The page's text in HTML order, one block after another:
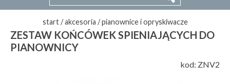
start / akcesoria / pianownice i opryskiwacze
ZESTAW KOŃCÓWEK SPIENIAJĄCYCH DO
PIANOWNICY
kod: ZNV2